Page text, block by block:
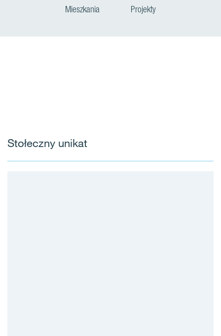
Mieszkania Projekty
Stołeczny unikat